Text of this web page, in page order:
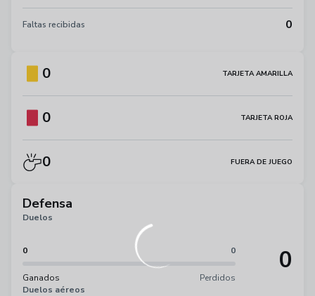
Faltas recibidas 0
0 TARJETA AMARILLA
0 TARJETA ROJA
0 FUERA DE JUEGO
Defensa
Duelos
0 0
Ganados Perdidos
0
Duelos aéreos